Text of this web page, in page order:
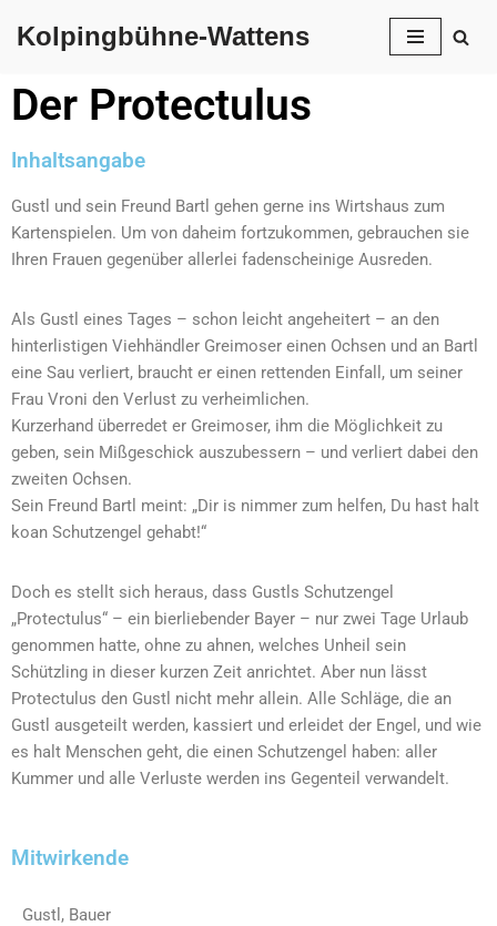
to
content
Kolpingbühne-Wattens
Der Protectulus
Inhaltsangabe
Gustl und sein Freund Bartl gehen gerne ins Wirtshaus zum
Kartenspielen. Um von daheim fortzukommen, gebrauchen sie
Ihren Frauen gegenüber allerlei fadenscheinige Ausreden.
Als Gustl eines Tages – schon leicht angeheitert – an den
hinterlistigen Viehhändler Greimoser einen Ochsen und an Bartl
eine Sau verliert, braucht er einen rettenden Einfall, um seiner
Frau Vroni den Verlust zu verheimlichen.
Kurzerhand überredet er Greimoser, ihm die Möglichkeit zu
geben, sein Mißgeschick auszubessern – und verliert dabei den
zweiten Ochsen.
Sein Freund Bartl meint: „Dir is nimmer zum helfen, Du hast halt
koan Schutzengel gehabt!“
Doch es stellt sich heraus, dass Gustls Schutzengel
„Protectulus“ – ein bierliebender Bayer – nur zwei Tage Urlaub
genommen hatte, ohne zu ahnen, welches Unheil sein
Schützling in dieser kurzen Zeit anrichtet. Aber nun lässt
Protectulus den Gustl nicht mehr allein. Alle Schläge, die an
Gustl ausgeteilt werden, kassiert und erleidet der Engel, und wie
es halt Menschen geht, die einen Schutzengel haben: aller
Kummer und alle Verluste werden ins Gegenteil verwandelt.
Mitwirkende
Gustl, Bauer